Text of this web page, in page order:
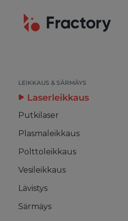
LEIKKAUS & SÄRMÄYS
Laserleikkaus
Putkilaser
Plasmaleikkaus
Polttoleikkaus
Vesileikkaus
Lävistys
Särmäys